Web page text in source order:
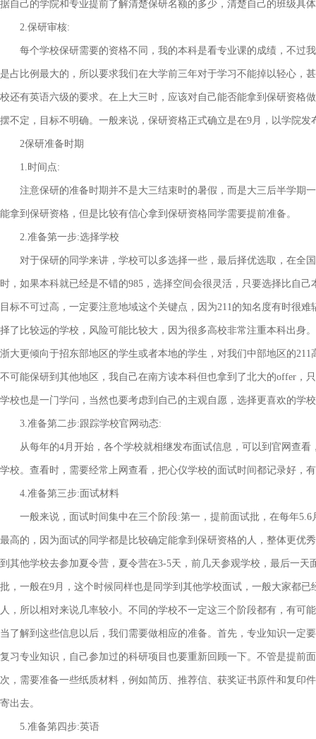
据自己的学院和专业提前了解清楚保研名额的多少，清楚自己的班级具
2.保研审核:
每个学校保研需要的资格不同，我的本科是看专业课的成绩，不过
是占比例最大的，所以要求我们在大学前三年对于学习不能掉以轻心，
校还有英语六级的要求。在上大三时，应该对自己能否能拿到保研资格
摆不定，目标不明确。一般来说，保研资格正式确立是在9月，以学院
2保研准备时期
1.时间点:
注意保研的准备时期并不是大三结束时的暑假，而是大三后半学期
能拿到保研资格，但是比较有信心拿到保研资格同学需要提前准备。
2.准备第一步:选择学校
对于保研的同学来讲，学校可以多选择一些，最后择优选取，在全
时，如果本科就已经是不错的985，选择空间会很灵活，只要选择比自
目标不可过高，一定要注意地域这个关键点，因为211的知名度有时很
择了比较远的学校，风险可能比较大，因为很多高校非常注重本科出身
浙大更倾向于招东部地区的学生或者本地的学生，对我们中部地区的
不可能保研到其他地区，我自己在南方读本科但也拿到了北大的offer，
学校也是一门学问，当然也要考虑到自己的主观自愿，选择更喜欢的学
3.准备第二步:跟踪学校官网动态:
从每年的4月开始，各个学校就相继发布面试信息，可以到官网查看
学校。查看时，需要经常上网查看，把心仪学校的面试时间都记录好，
4.准备第三步:面试材料
一般来说，面试时间集中在三个阶段:第一，提前面试批，在每年5.6
最高的，因为面试的同学都是比较确定能拿到保研资格的人，整体更优
到其他学校去参加夏令营，夏令营在3-5天，前几天参观学校，最后一
批，一般在9月，这个时候同样也是同学到其他学校面试，一般大家都
人，所以相对来说几率较小。不同的学校不一定这三个阶段都有，有可
当了解到这些信息以后，我们需要做相应的准备。首先，专业知识一定
复习专业知识，自己参加过的科研项目也要重新回顾一下。不管是提前
次，需要准备一些纸质材料，例如简历、推荐信、获奖证书原件和复印
寄出去。
5.准备第四步:英语